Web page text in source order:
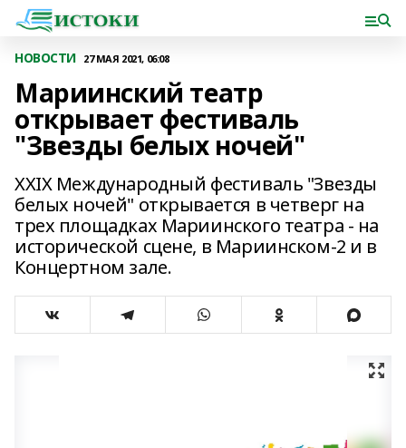
НОВОСТИ 27 МАЯ 2021, 06:08
Мариинский театр
открывает фестиваль
"Звезды белых ночей"
XXIX Международный фестиваль "Звезды
белых ночей" открывается в четверг на
трех площадках Мариинского театра - на
исторической сцене, в Мариинском-2 и в
Концертном зале.